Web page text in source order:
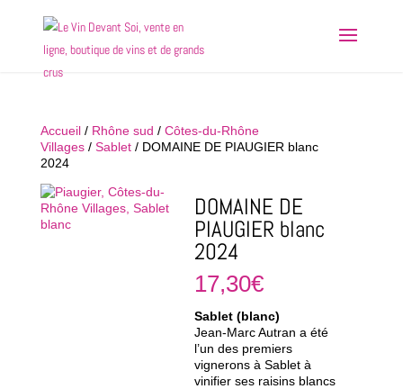
Accueil/ Rhône sud / Côtes-du-Rhône
Villages/ Sablet/ DOMAINE DE PIAUGIER blanc
2024
DOMAINE DE
PIAUGIER blanc
2024
17,30€
Sablet (blanc)
Jean-Marc Autran a été
l’un des premiers
vignerons à Sablet à
vinifier ses raisins blancs